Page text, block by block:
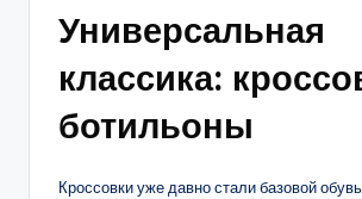
Универсальная
классика:
ботильоны
Кроссовки уже давно стали базовой